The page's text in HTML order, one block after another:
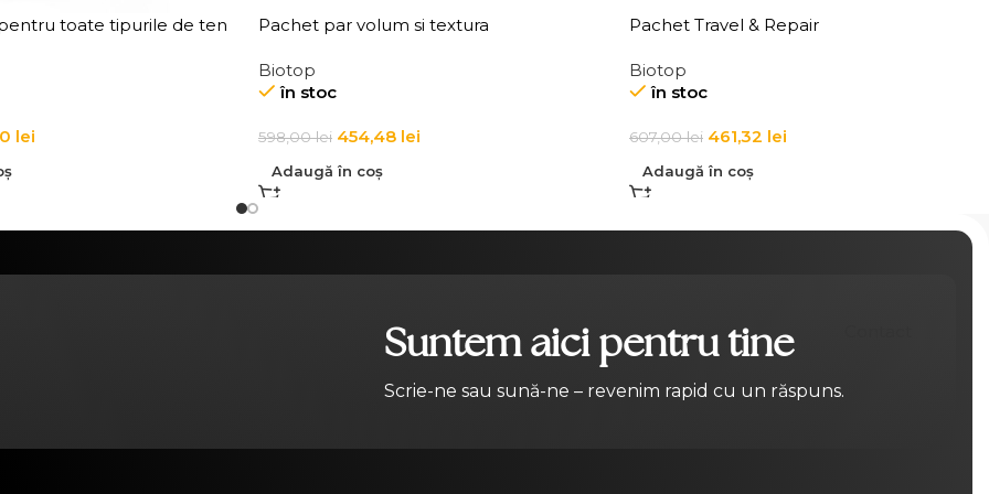
toate tipurile de ten
lei
Pachet par volum si textura
Biotop
în stoc
598,00lei 454,48 lei
Adaugă în coș
Pachet Travel & Repair
Biotop
în stoc
607,00lei 461,32 lei
Adaugă în coș
Suntem aici pentru tine
Scrie-ne sau sună-ne – revenim rapid cu un răspuns.